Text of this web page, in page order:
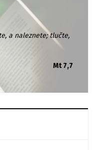
a naleznete; tlučte,
Mt 7,7